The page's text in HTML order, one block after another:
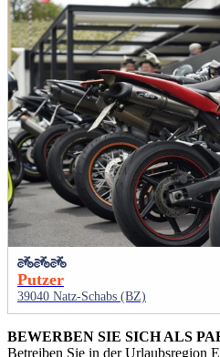
Putzer
39040 Natz-Schabs (BZ)
BEWERBEN SIE SICH ALS
Betreiben Sie in der Urlaubsregion